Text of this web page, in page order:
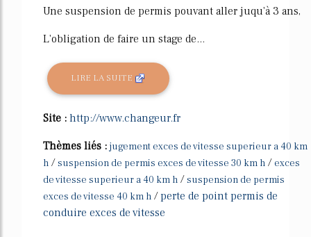
Une suspension de permis pouvant aller juqu'à 3 ans,
L'obligation de faire un stage de...
LIRE LA SUITE
Site : http://www.changeur.fr
Thèmes liés : jugement exces de vitesse superieur a 40 km
h /suspension de permis exces de vitesse 30 km h / exces
de vitesse superieur a 40 km h /suspension de permis
exces de vitesse 40 km h /perte de point permis de
conduire exces de vitesse